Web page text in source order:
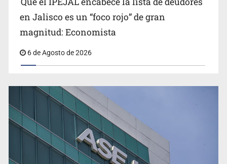
Ex policía es detenido por agresión y amenzas contra
su pareja
en Jalisco es un “foco rojo” de gran
magnitud: Economista
6 de Agosto de 2026